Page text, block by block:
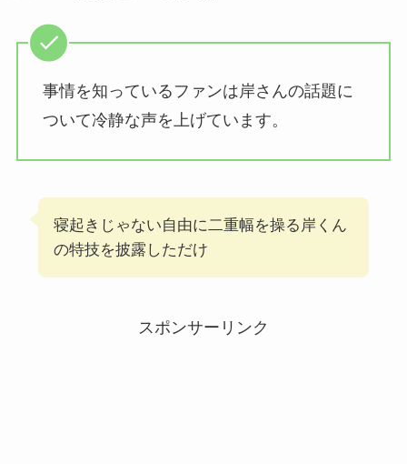
事情を知っているファンは岸さんの話題に
ついて冷静な声を上げています。
寝起きじゃない自由に二重幅を操る岸くん
の特技を披露しただけ
スポンサーリンク